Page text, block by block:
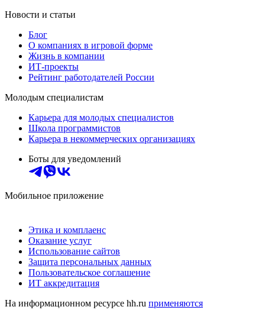
Новости и статьи
Блог
О компаниях в игровой форме
Жизнь в компании
ИТ-проекты
Рейтинг работодателей России
Молодым специалистам
Карьера для молодых специалистов
Школа программистов
Карьера в некоммерческих организациях
Боты для уведомлений
Мобильное приложение
Этика и комплаенс
Оказание услуг
Использование сайтов
Защита персональных данных
Пользовательское соглашение
ИТ аккредитация
На информационном ресурсе hh.ru применяются